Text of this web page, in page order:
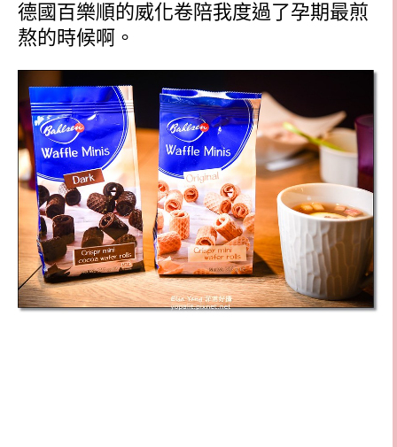
德國百樂順的威化卷陪我度過了孕期最煎
熬的時候啊。